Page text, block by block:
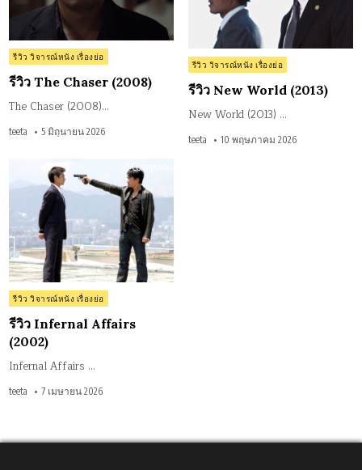
Posted
in
รีวิว วิจารณ์หนัง เรื่องย่อ
รีวิว The Chaser (2008)
The Chaser (2008)…
teeta 5 มิถุนายน 2026
Posted
in
รีวิว วิจารณ์หนัง เรื่องย่อ
รีวิว New World (2013)
New World (2013) …
teeta 10 พฤษภาคม 2026
0 Comment
Affairs
Posted
in
รีวิว วิจารณ์หนัง เรื่องย่อ
รีวิว Infernal Affairs
(2002)
Infernal Affairs …
teeta 7 เมษายน 2026